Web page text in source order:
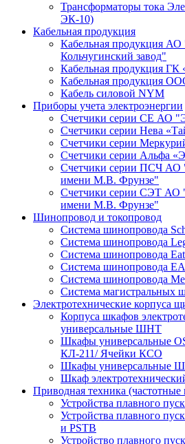
Трансформаторы тока
ЭК-10)
Кабельная продукция
Кабельная продукция АО
Кольчугинский завод"
Кабельная продукция ГК
Кабельная продукция
Кабель силовой NYM
Приборы учета электроэнергии
Счетчики серии СЕ АО
Счетчики серии Нева
Счетчики серии
Счетчики серии Альфа
Счетчики серии ПСЧ АО
имени М.В. Фрунзе"
Счетчики серии СЭТ АО
имени М.В. Фрунзе"
Шинопровод и токопровод
Система шинопровода
Система шинопровода
Система шинопровода
Система шинопровода
Система шинопровода
Система магистральных
Электротехнические корпуса
Корпуса шкафов
универсальные ШНТ
Шкафы универсальные
КЛ-211/ Ячейки КСО
Шкафы универсальные
Шкаф
Приводная техника (частотные
Устройства плавного
Устройства плавного
и PSTB
Устройство плавного